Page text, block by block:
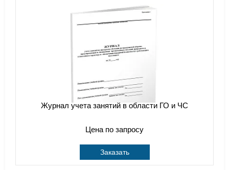
Журнал учета занятий в области ГО и ЧС
Цена по запросу
Заказать